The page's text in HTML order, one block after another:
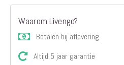
Waarom Livengo?
Betalen bij aflevering
Altijd 5 jaar garantie